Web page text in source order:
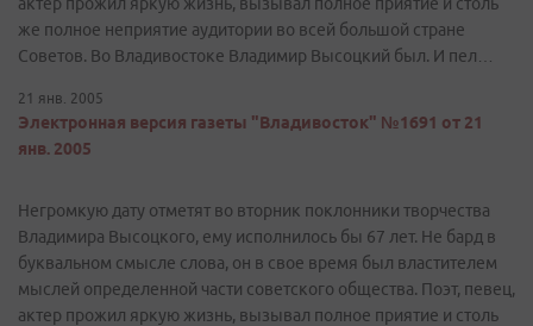
же полное неприятие аудитории во всей большой стране
Советов. Во Владивостоке Владимир Высоцкий был. И пел…
21 янв. 2005
Электронная версия газеты "Владивосток" №1691 от 21
янв. 2005
Негромкую дату отметят во вторник поклонники творчества
Владимира Высоцкого, ему исполнилось бы 67 лет. Не бард в
буквальном смысле слова, он в свое время был властителем
мыслей определенной части советского общества. Поэт, певец,
актер прожил яркую жизнь, вызывал полное приятие и столь